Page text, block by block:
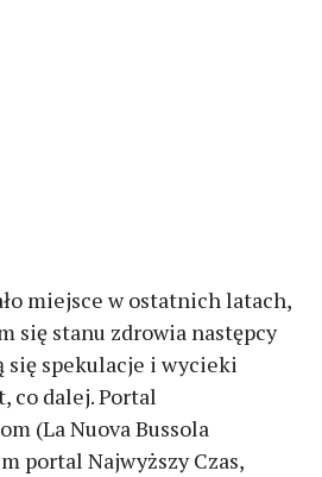
miejsce w ostatnich latach,
się stanu zdrowia następcy
się spekulacje i wycieki
co dalej. Portal
(La Nuova Bussola
portal Najwyższy Czas,